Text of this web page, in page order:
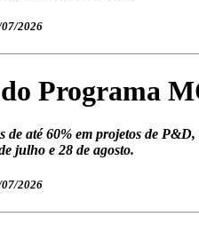
2026
Programa
de até 60% em projetos de
julho e 28 de agosto.
2026